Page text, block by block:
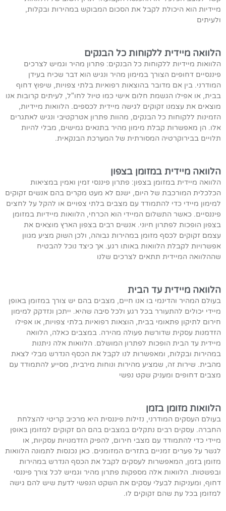
מיידיות הוא היכולת לקבל את הסכום המבוקש במהירות ובקלות,
ולעיתים
הלוואה מיידית ללקוחות כל הבנקים
הלוואות מיידיות ללקוחות כל הבנקים: פתרון מהיר וגמיש לצרכים
פיננסיים דחופים הצורך במימון מהיר ונגיש הוא דבר שכיח בעידן
המודרני. בין אם מדובר בהוצאות רפואיות בלתי צפויות, שיפוץ דחוף
בבית, או אפילו הגשמת חלום אישי כמו טיול לחו"ל, לעיתים קרובות אנו
מוצאים את עצמנו זקוקים לגישה מיידית לכספים. הלוואות מיידיות,
הזמינות ללקוחות כל הבנקים, מהוות פתרון אטרקטיבי ונגיש לאתגרים
אלו. הן מאפשרות קבלת מימון מהיר בתנאים גמישים, מבלי להיות
תלויים בבירוקרטיה המסורתית של המערכת הבנקאית.
הלוואה מיידית במזומן בצפון
הלוואה מיידית במזומן בצפון: פתרון פיננסי זמין ואמין במציאות
הכלכלית המורכבת של היום, ישנם לא מעט מקרים בהם אנשים זקוקים
למימון מיידי כדי להתמודד עם מצבים בלתי צפויים או להקל על לחצים
פיננסיים. כאשר התשלום המיידי הוא הכרחי, הלוואות מיידיות במזומן
בצפון הופכות לפתרון חיוני. אנשים רבים בצפון הארץ מוצאים את
עצמם זקוקים לכסף מזומן במהירות גבוהה, ולכן השוק מציע מגוון
אפשרויות לקבלת הלוואות באותו רגע. אך כיצד נוכל להבטיח
שההלוואה המיידית תתאים לצרכים שלנו
הלוואה מיידית עד הבית
בעולם המהיר והדינמי בו אנו חיים, מצבים בהם יש צורך במזומן באופן
מיידי יכולים להתעורר בכל רגע ולכל סיבה שהיא. ייתכן ונזדקק למימון
חירום לתיקון פתאומי בבית, הוצאות רפואיות בלתי צפויות, או אפילו
הזדמנות עסקית שדורשת פעולה מהירה. במצבים כאלה, הלוואה
מיידית עד הבית הופכות לפתרון המושלם. הלוואות אלה ניתנות
במהירות ובקלות, ומאפשרות לנו לקבל את הכסף הנדרש מבלי לצאת
מהבית. שירות זה, שמציע מהירות ונוחות מירבית, מסייע להתמודד עם
מצבים דחופים ומעניק שקט נפשי
הלוואות מזומן בזמן
בעולם העסקים המודרני, נזילות פיננסית היא מרכיב קריטי להצלחת
החברה. עסקים רבים נתקלים במצבים בהם הם זקוקים למזומן באופן
מיידי כדי להתמודד עם מצבי חירום, להפיק הזדמנויות עסקיות, או
לגשר על פערים זמניים בתזרים המזומנים. כאן נכנסות לתמונה הלוואות
מזומן בזמן, המאפשרות לעסקים לקבל את הכסף הנדרש במהירות
ובפשטות. הלוואות אלה מספקות פתרון מהיר וגמיש לכל צורך פיננסי
דחוף, ומעניקות לבעלי עסקים את השקט הנפשי לדעת שיש להם גישה
למזומן בכל עת שהם זקוקים לו.